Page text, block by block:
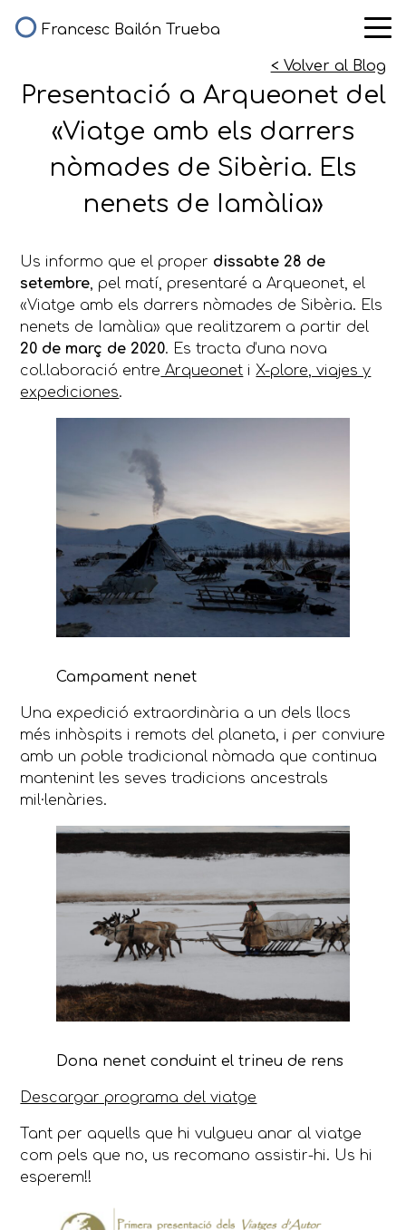
Francesc Bailón Trueba
< Volver al Blog
Presentació a Arqueonet del
«Viatge amb els darrers
nòmades de Sibèria. Els
nenets de Iamàlia»
Us informo que el proper dissabte 28 de
setembre, pel matí, presentaré a Arqueonet, el
«Viatge amb els darrers nòmades de Sibèria. Els
nenets de Iamàlia» que realitzarem a partir del
20 de març de 2020. Es tracta d’una nova
col.laboració entre Arqueonet iX-plore, viajes y
expediciones.
Campament nenet
Una expedició extraordinària a un dels llocs
més inhòspits i remots del planeta, i per conviure
amb un poble tradicional nòmada que continua
mantenint les seves tradicions ancestrals
mil·lenàries.
Dona nenet conduint el trineu de rens
Descargar programa del viatge
Tant per aquells que hi vulgueu anar al viatge
com pels que no, us recomano assistir-hi. Us hi
esperem!!